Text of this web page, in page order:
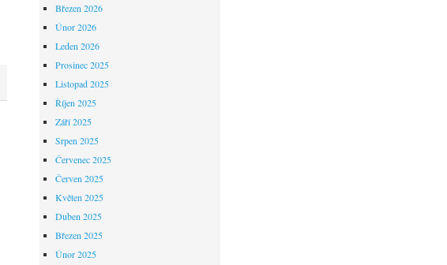
Březen 2026
Únor 2026
Leden 2026
Prosinec 2025
Listopad 2025
Říjen 2025
Září 2025
Srpen 2025
Červenec 2025
Červen 2025
Květen 2025
Duben 2025
Březen 2025
Únor 2025